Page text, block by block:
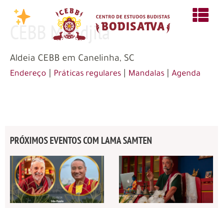
CEBB Mendjila
Aldeia CEBB em Canelinha, SC
Endereço Práticas regulares Mandalas Agenda
PRÓXIMOS EVENTOS COM LAMA SAMTEN